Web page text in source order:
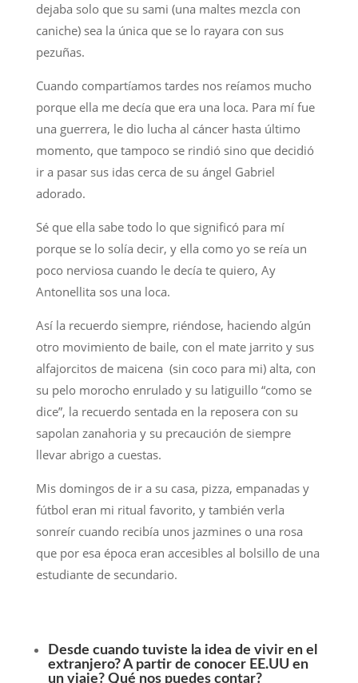
dejaba solo que su sami (una maltes mezcla con
caniche) sea la única que se lo rayara con sus
pezuñas.
Cuando compartíamos tardes nos reíamos mucho
porque ella me decía que era una loca. Para mí fue
una guerrera, le dio lucha al cáncer hasta último
momento, que tampoco se rindió sino que decidió
ir a pasar sus idas cerca de su ángel Gabriel
adorado.
Sé que ella sabe todo lo que significó para mí
porque se lo solía decir, y ella como yo se reía un
poco nerviosa cuando le decía te quiero, Ay
Antonellita sos una loca.
Así la recuerdo siempre, riéndose, haciendo algún
otro movimiento de baile, con el mate jarrito y sus
alfajorcitos de maicena (sin coco para mi) alta, con
su pelo morocho enrulado y su latiguillo “como se
dice”, la recuerdo sentada en la reposera con su
sapolan zanahoria y su precaución de siempre
llevar abrigo a cuestas.
Mis domingos de ir a su casa, pizza, empanadas y
fútbol eran mi ritual favorito, y también verla
sonreír cuando recibía unos jazmines o una rosa
que por esa época eran accesibles al bolsillo de una
estudiante de secundario.
Desde cuando tuviste la idea de vivir en el
extranjero? A partir de conocer EE.UU en
un viaje? Qué nos puedes contar?